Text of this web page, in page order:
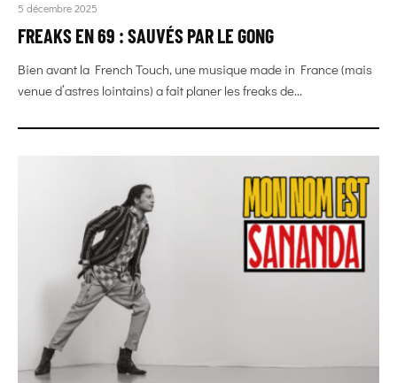
5 décembre 2025
FREAKS EN 69 : SAUVÉS PAR LE GONG
Bien avant la French Touch, une musique made in France (mais
venue d’astres lointains) a fait planer les freaks de...